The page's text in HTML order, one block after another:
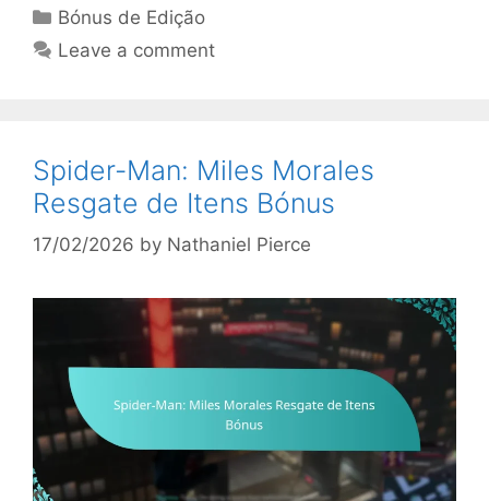
Categories
Bónus de Edição
Leave a comment
Spider-Man: Miles Morales
Resgate de Itens Bónus
17/02/2026 by Nathaniel Pierce